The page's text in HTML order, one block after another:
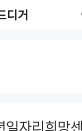
디거
일자리희망